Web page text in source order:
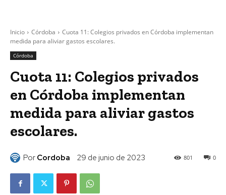
Inicio Córdoba
Cuota 11: Colegios privados en Córdoba implementan
medida para aliviar gastos escolares.
Córdoba
Cuota 11: Colegios privados
en Córdoba implementan
medida para aliviar gastos
escolares.
Por Cordoba 29 de junio de 2023 0
801